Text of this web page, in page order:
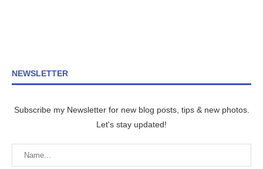
NEWSLETTER
Subscribe my Newsletter for new blog posts, tips & new photos.
Let's stay updated!